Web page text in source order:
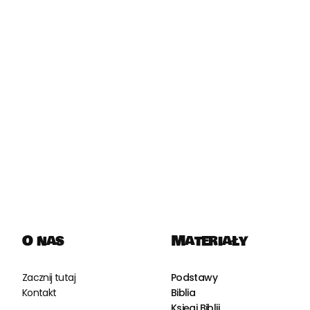
O nas
Zacznij tutaj
Kontakt
Materiały
Podstawy
Biblia